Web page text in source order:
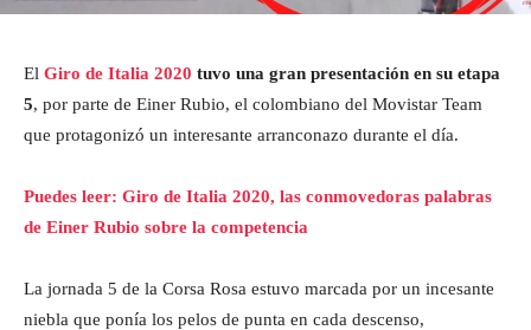
El Giro de Italia 2020 tuvo una gran presentación en su etapa
5, por parte de Einer Rubio, el colombiano del Movistar Team
que protagonizó un interesante arranconazo durante el día.
Puedes leer: Giro de Italia 2020, las conmovedoras palabras
de Einer Rubio sobre la competencia
La jornada 5 de la Corsa Rosa estuvo marcada por un incesante
niebla que ponía los pelos de punta en cada descenso,